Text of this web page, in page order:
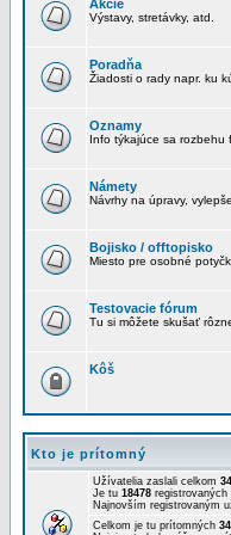
Akcie
Výstavy, stretávky, atd.
Poradňa
Žiadosti o rady napr. ku
Oznamy
Info týkajúce sa rozbehu
Námety
Návrhy na úpravy,
Bojisko / offtopisko
Miesto pre osobné
Testovacie fórum
Tu si môžete skušať
Kôš
Kto je prítomný
Užívatelia zaslali celkom
Je tu 18478 registrovaných
Najnovším registrovaným
Celkom je tu prítomných